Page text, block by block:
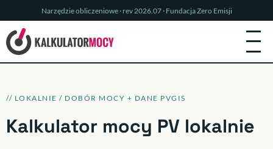
Narzędzie obliczeniowe · rev 2026.07 · Fundacja Zero Emisji
// LOKALNIE / DOBÓR MOCY + DANE PVGIS
Kalkulator mocy PV lokalnie